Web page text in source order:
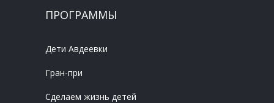
ПРОГРАММЫ
Дети Авдеевки
Гран-при
Сделаем жизнь детей